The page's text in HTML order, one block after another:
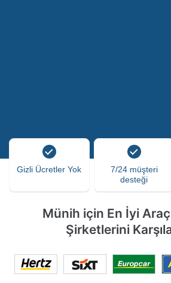
Gizli Ücretler Yok
7/24 müşteri
desteği
Münih için En İyi
Şirketlerini